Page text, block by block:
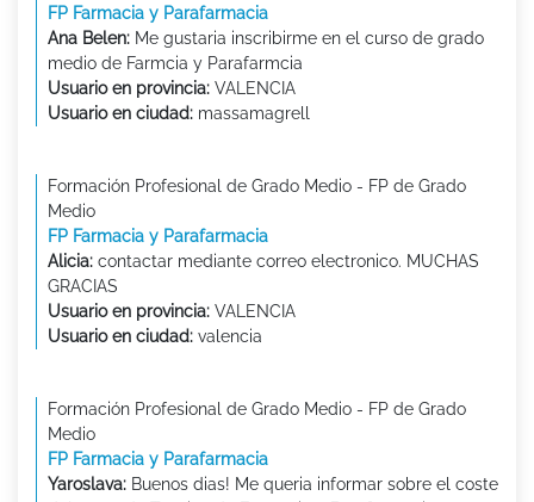
FP Farmacia y Parafarmacia
Ana Belen: Me gustaria inscribirme en el curso de grado
medio de Farmcia y Parafarmcia
Usuario en provincia: VALENCIA
Usuario en ciudad: massamagrell
Formación Profesional de Grado Medio - FP de Grado
Medio
FP Farmacia y Parafarmacia
Alicia: contactar mediante correo electronico. MUCHAS
GRACIAS
Usuario en provincia: VALENCIA
Usuario en ciudad: valencia
Formación Profesional de Grado Medio - FP de Grado
Medio
FP Farmacia y Parafarmacia
Yaroslava: Buenos dias! Me queria informar sobre el coste